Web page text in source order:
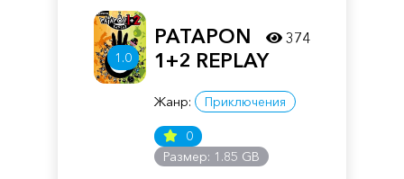
1.0
PATAPON
1+2 REPLAY
Жанр: Приключения
0
Размер: 1.85 GB
374